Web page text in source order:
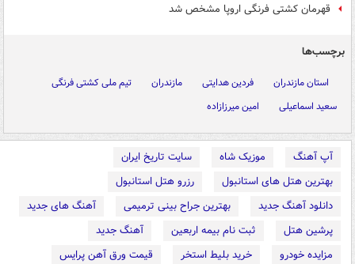
قهرمان کشتی فرنگی اروپا مشخص شد
برچسب‌ها
استان مازندران فردین هدایتی مازندران
تیم ملی کشتی فرنگی
سعید اسماعیلی
امین میرزازاده
آپ آهنگ موزیک شاه
سایت تاریخ ایران
بهترین هتل های استانبول
رزرو هتل استانبول
دانلود آهنگ جدید
بهترین جراح بینی ترمیمی
آهنگ های جدید
پرشین هتل
ثبت نام بیمه اربعین
آهنگ جدید
مزایده خودرو
خرید بلیط استخر
قیمت ورق آهن پرایس